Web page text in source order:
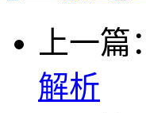
上一篇：
解析